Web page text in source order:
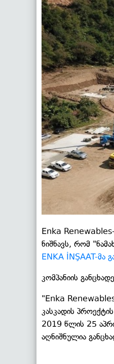
Enka
ნიშნავს, რომ
ENKA İNŞAAT-მა
კომპანიის
"Enka
კასკადის
2019 წლის 25
აღნიშნულია